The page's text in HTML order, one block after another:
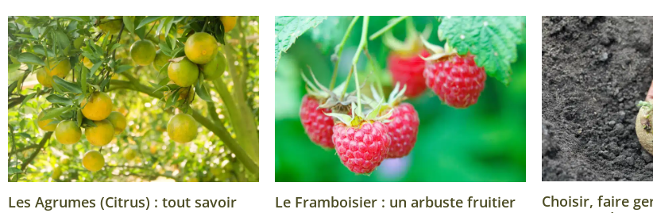
Les Agrumes (Citrus) : tout savoir
Le Framboisier : un arbuste fruitier
Choisir, faire